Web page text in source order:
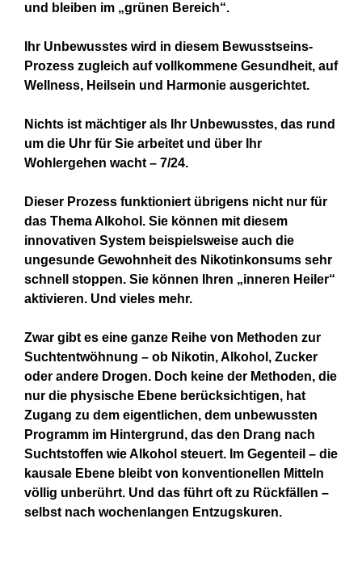
und bleiben im „grünen Bereich“.
Ihr Unbewusstes wird in diesem Bewusstseins-
Prozess zugleich auf vollkommene Gesundheit, auf
Wellness, Heilsein und Harmonie ausgerichtet.
Nichts ist mächtiger als Ihr Unbewusstes, das rund
um die Uhr für Sie arbeitet und über Ihr
Wohlergehen wacht – 7/24.
Dieser Prozess funktioniert übrigens nicht nur für
das Thema Alkohol. Sie können mit diesem
innovativen System beispielsweise auch die
ungesunde Gewohnheit des Nikotinkonsums sehr
schnell stoppen. Sie können Ihren „inneren Heiler“
aktivieren. Und vieles mehr.
Zwar gibt es eine ganze Reihe von Methoden zur
Suchtentwöhnung – ob Nikotin, Alkohol, Zucker
oder andere Drogen. Doch keine der Methoden, die
nur die physische Ebene berücksichtigen, hat
Zugang zu dem eigentlichen, dem unbewussten
Programm im Hintergrund, das den Drang nach
Suchtstoffen wie Alkohol steuert. Im Gegenteil – die
kausale Ebene bleibt von konventionellen Mitteln
völlig unberührt. Und das führt oft zu Rückfällen –
selbst nach wochenlangen Entzugskuren.